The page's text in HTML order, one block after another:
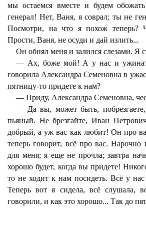
мы остаемся вместе и будем
генерал! Нет, Ваня, я соврал; ты не
Посмотри, на что я похож теперь?
Прости, Ваня, не осуди и дай излить...
Он обнял меня и залился слезами. Я
— Ах, боже мой! А у нас и
говорила Александра Семеновна в
пятницу-то придете к нам?
— Приду, Александра Семеновна,
— Да вы, может быть,
пьяный. Не брезгайте, Иван
добрый, а уж вас как любит! Он про
теперь говорит, всё про вас.
для меня; я еще не прочла; завтра
хорошо будет, когда вы придете!
то не ходит к нам посидеть. Всё у
Теперь вот я сидела, всё слушала,
говорили, и как это хорошо... Так до